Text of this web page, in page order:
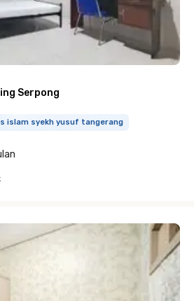
Serpong
islam syekh yusuf tangerang